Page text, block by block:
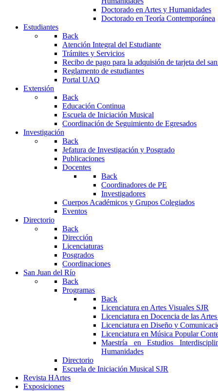
Doctorado en Artes y Humanidades
Doctorado en Teoría Contemporánea
Estudiantes
Back
Atención Integral del Estudiante
Trámites y Servicios
Recibo de pago para la adquisión de tarjeta del
Reglamento de estudiantes
Portal UAQ
Extensión
Back
Educación Continua
Escuela de Iniciación Musical
Coordinación de Seguimiento de Egresados
Investigación
Back
Jefatura de Investigación y Posgrado
Publicaciones
Docentes
Back
Coordinadores de PE
Investigadores
Cuerpos Académicos y Grupos Colegiados
Eventos
Directorio
Back
Dirección
Licenciaturas
Posgrados
Coordinaciones
San Juan del Río
Back
Programas
Back
Licenciatura en Artes Visuales SJR
Licenciatura en Docencia de las
Licenciatura en Diseño y
Licenciatura en Música Popular
Maestría en Estudios
Humanidades
Directorio
Escuela de Iniciación Musical SJR
Revista HArtes
Exposiciones